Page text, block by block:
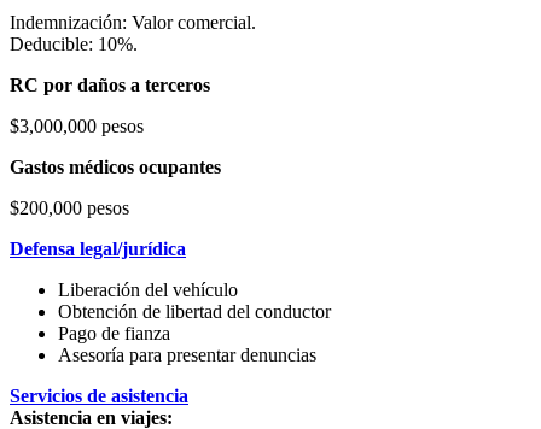
Indemnización: Valor comercial.
Deducible: 10%.
RC por daños a terceros
$3,000,000 pesos
Gastos médicos ocupantes
$200,000 pesos
Defensa legal/jurídica
Liberación del vehículo
Obtención de libertad del conductor
Pago de fianza
Asesoría para presentar denuncias
Servicios de asistencia
Asistencia en viajes: